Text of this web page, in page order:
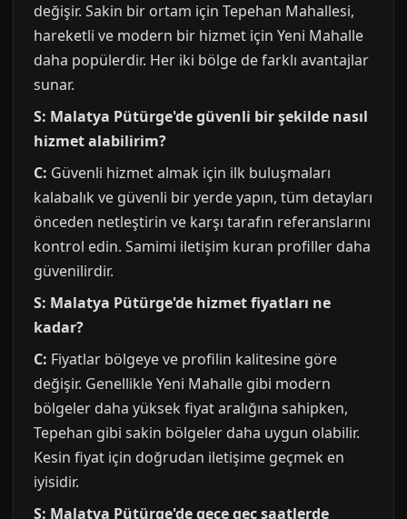
değişir. Sakin bir ortam için Tepehan Mahallesi,
hareketli ve modern bir hizmet için Yeni Mahalle
daha popülerdir. Her iki bölge de farklı avantajlar
sunar.
S: Malatya Pütürge'de güvenli bir şekilde nasıl
hizmet alabilirim?
C: Güvenli hizmet almak için ilk buluşmaları
kalabalık ve güvenli bir yerde yapın, tüm detayları
önceden netleştirin ve karşı tarafın referanslarını
kontrol edin. Samimi iletişim kuran profiller daha
güvenilirdir.
S: Malatya Pütürge'de hizmet fiyatları ne
kadar?
C: Fiyatlar bölgeye ve profilin kalitesine göre
değişir. Genellikle Yeni Mahalle gibi modern
bölgeler daha yüksek fiyat aralığına sahipken,
Tepehan gibi sakin bölgeler daha uygun olabilir.
Kesin fiyat için doğrudan iletişime geçmek en
iyisidir.
S: Malatya Pütürge'de gece geç saatlerde